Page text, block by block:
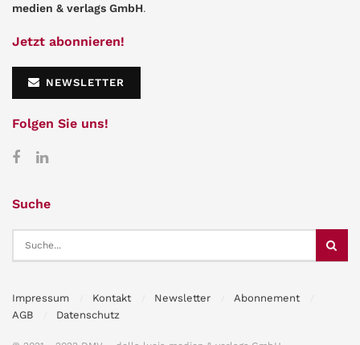
medien & verlags GmbH.
Jetzt abonnieren!
NEWSLETTER
Folgen Sie uns!
Suche
Impressum Kontakt Newsletter
Abonnement
AGB
Datenschutz